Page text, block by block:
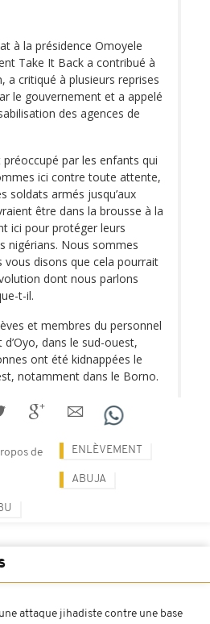
à la présidence Omoyele
Take It Back a contribué à
a critiqué à plusieurs reprises
le gouvernement et a appelé
des agences de
par les enfants qui
ici contre toute attente,
soldats armés jusqu’aux
être dans la brousse à la
ici pour protéger leurs
nigérians. Nous sommes
vous disons que cela pourrait
dont nous parlons
t-il.
et membres du personnel
dans le sud-ouest,
ont été kidnappées le
notamment dans le Borno.
de ENLÈVEMENT
ABUJA
attaque jihadiste contre une base